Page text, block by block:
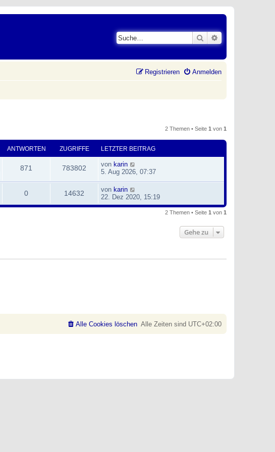
Suche
Anmelden
Registrieren
2 Themen • Seite 1 von 1
ANTWORTEN ZUGRIFFE LETZTER BEITRAG
871 783802 von karin
5. Aug 2026, 07:37
0 14632 von karin
22. Dez 2020, 15:19
2 Themen • Seite 1 von 1
Gehe zu
Alle Zeiten sind UTC+02:00
Alle Cookies löschen